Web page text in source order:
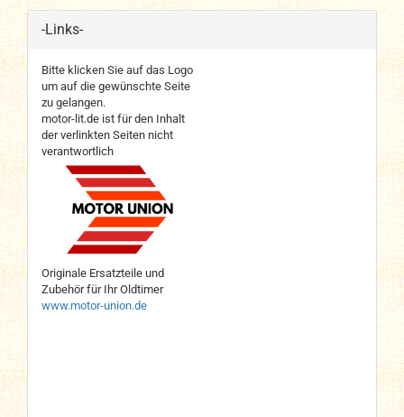
-Links-
Bitte klicken Sie auf das Logo
um auf die gewünschte Seite
zu gelangen.
motor-lit.de ist für den Inhalt
der verlinkten Seiten nicht
verantwortlich
Originale Ersatzteile und
Zubehör für Ihr Oldtimer
www.motor-union.de